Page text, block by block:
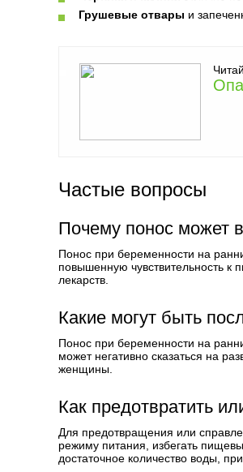
Грушевые отвары и
Частые вопросы
Почему понос может
Понос при беременности на
повышенную чувствительность
лекарств.
Какие могут быть
Понос при беременности на
может негативно сказаться на
женщины.
Как предотвратить
Для предотвращения или
режиму питания, избегать
достаточное количество воды,